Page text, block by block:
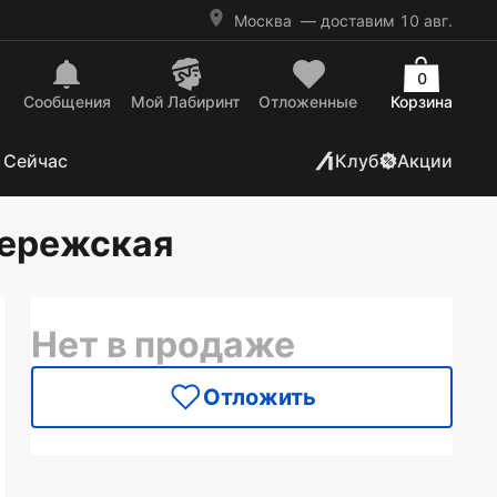
Москва — доставим 10 авг.
Сообщения Mой Лабиринт Отложенные Корзина
0
Клуб Акции
Нет в продаже
Отложить